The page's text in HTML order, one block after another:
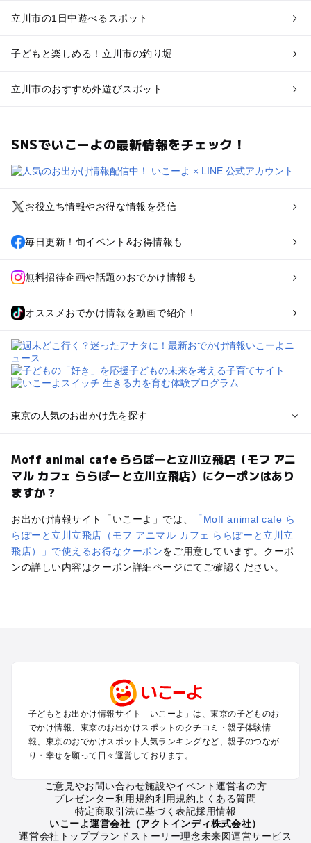
立川市の1日中遊べるスポット
子どもと楽しめる！立川市の釣り堀
立川市のおすすめ外遊びスポット
SNSでいこーよの最新情報をチェック！
お役立ち情報やお得な情報を発信
毎日更新！旬イベント&お得情報も
無料招待企画や話題のおでかけ情報も
オススメおでかけ情報を動画で紹介！
東京の人気のお出かけ先を探す
東京のエリアからプール子ども連れのお出かけスポット
を探す
立川・国分寺・八王子・昭島・多摩のプールお出かけ
お台場・品川・新橋・汐留・豊洲のプールお出かけ
上野・浅草・錦糸町・両国のプールお出かけ
町田・相模原・愛川・上野原のプールお出かけ
渋谷・原宿・恵比寿・中目黒・自由が丘のプールお出かけ
池袋・赤羽・王子・巣鴨・目白・石神井のプールお出かけ
新宿・高田馬場・代々木・千駄ヶ谷のプールお出かけ
葛西・新木場・亀戸・亀有・柴又のプールお出かけ
北千住・日暮里・荒川のプールお出かけ
二子玉川・三軒茶屋・駒沢・世田谷のプールお出かけ
秋葉原・神田・御茶ノ水・神楽坂・後楽園・九段下のプールお
出かけ
伊豆七島・小笠原のプールお出かけ
東京の定番お出かけスポット
東京の遊園地
Moff animal cafe ららぽーと立川立飛店（モフ アニ
マル カフェ ららぽーと立川立飛店）にクーポンはあり
ますか？
お出かけ情報サイト「いこーよ」では、
「Moff animal cafe ら
らぽーと立川立飛店（モフ アニマル カフェ ららぽーと立川立
飛店）」で使えるお得なクーポンをご用意しています。クーポ
ンの詳しい内容はクーポン詳細ページにてご確認ください。
子どもとお出かけ情報サイト「いこーよ」は、東京の子どものお
でかけ情報、東京のお出かけスポットのクチコミ・親子体験情
報、東京のおでかけスポット人気ランキングなど、親子のつなが
り・幸せを願って日々運営しております。
ご意見やお問い合わせ施設やイベント運営者の方
プレゼンター利用規約利用規約よくある質問
特定商取引法に基づく表記採用情報
いこーよ運営会社（アクトインディ株式会社）
運営会社トップブランドストーリー理念未来図運営サービス